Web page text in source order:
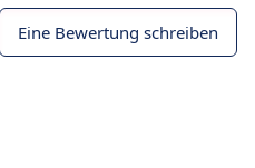
Eine Bewertung schreiben